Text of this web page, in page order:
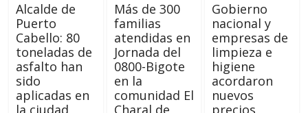
Alcalde de
Puerto
Cabello: 80
toneladas de
asfalto han
sido
aplicadas en
Más de 300
familias
atendidas en
Jornada del
0800-Bigote
en la
comunidad El
Gobierno
nacional y
empresas de
limpieza e
higiene
acordaron
nuevos